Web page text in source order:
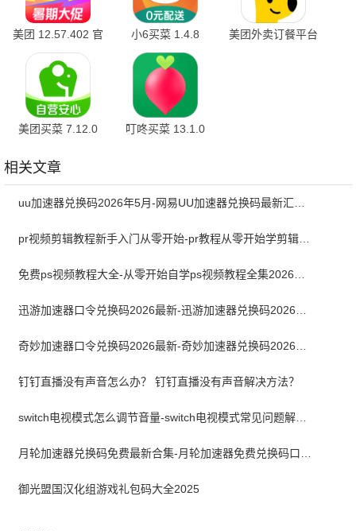
美团 12.57.402 官
方版
小6买菜 1.4.8
美团外卖订餐平台
美团买菜 7.12.0 叮咚买菜 13.1.0
相关文章
pr视频剪辑教程新手入门从零开始-pr教程从零开始学剪辑全集免费
钉钉直播没有声音怎么办？ 钉钉直播没有声音解决方法？
switch电视模式怎么调节音量-switch电视模式常见问题解决方案
御光盟国汉化组游戏礼包码大全2025